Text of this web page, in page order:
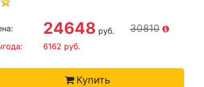
24648 руб. 30810
6162 руб.
Купить